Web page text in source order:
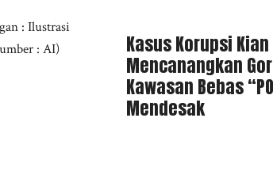
Kasus Korupsi
Mencanangkan
Kawasan Bebas
Mendesak